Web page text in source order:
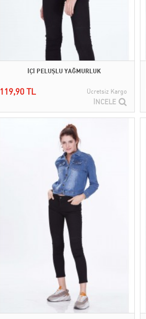
İÇİ PELUŞLU YAĞMURLUK
119,90 TL Ücretsiz Kargo
İNCELE